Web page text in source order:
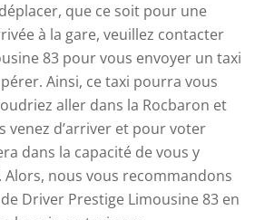
que ce soit pour une
à la gare, veuillez contacter
83 pour vous envoyer un taxi
Ainsi, ce taxi pourra vous
aller dans la Rocbaron et
venez d’arriver et pour voter
dans la capacité de vous y
nous vous recommandons
Driver Prestige Limousine 83 en